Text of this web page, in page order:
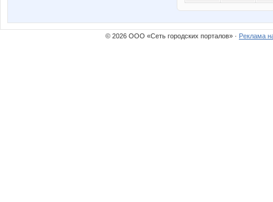
© 2026 ООО «Сеть городских порталов» · Реклама